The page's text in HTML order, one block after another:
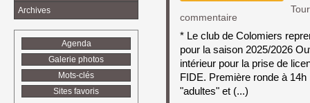
commentaire
* Le club de Colomiers
pour la saison 2025/2026
intérieur pour la prise de
FIDE. Première ronde à
"adultes" et (...)
Archives
Agenda
Galerie photos
Mots-clés
Sites favoris